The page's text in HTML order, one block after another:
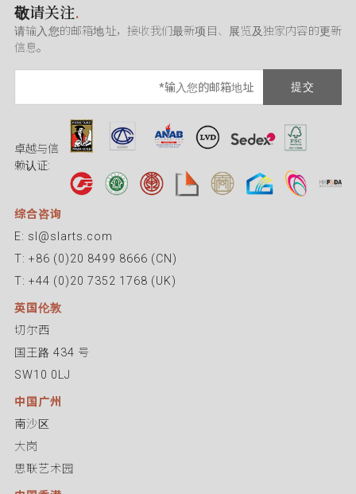
敬请关注.
请输入您的邮箱地址，接收我们最新项目、展览及独家内容的更新
信息。
提交
卓越与信
赖认证:
综合咨询
E: sl@slarts.com
T: +86 (0)20 8499 8666 (CN)
T: +44 (0)20 7352 1768 (UK)
英国伦敦
切尔西
国王路 434 号
SW10 0LJ
中国广州
南沙区
大岗
思联艺术园